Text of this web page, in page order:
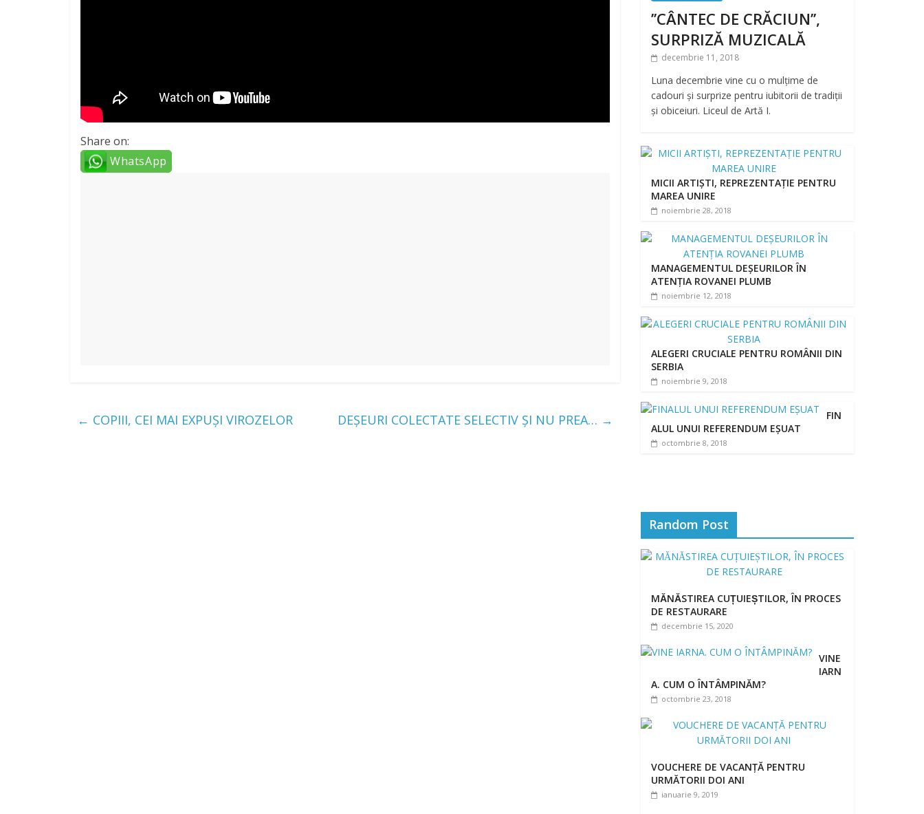
Share on:
WhatsApp
← COPIII, CEI MAI EXPUȘI VIROZELOR DEȘEURI COLECTATE SELECTIV ȘI NU PREA… →
’’CÂNTEC DE CRĂCIUN’’,
SURPRIZĂ MUZICALĂ
decembrie 11, 2018
Luna decembrie vine cu o mulțime de
cadouri și surprize pentru iubitorii de tradiții
și obiceiuri. Liceul de Artă I.
MICII ARTIȘTI, REPREZENTAȚIE PENTRU
MAREA UNIRE
noiembrie 28, 2018
MANAGEMENTUL DEȘEURILOR ÎN
ATENȚIA ROVANEI PLUMB
noiembrie 12, 2018
ALEGERI CRUCIALE PENTRU ROMÂNII DIN
SERBIA
noiembrie 9, 2018
FIN
ALUL UNUI REFERENDUM EȘUAT
octombrie 8, 2018
Random Post
MĂNĂSTIREA CUȚUIEȘTILOR, ÎN PROCES
DE RESTAURARE
decembrie 15, 2020
VINE
IARN
A. CUM O ÎNTÂMPINĂM?
octombrie 23, 2018
VOUCHERE DE VACANȚĂ PENTRU
URMĂTORII DOI ANI
ianuarie 9, 2019